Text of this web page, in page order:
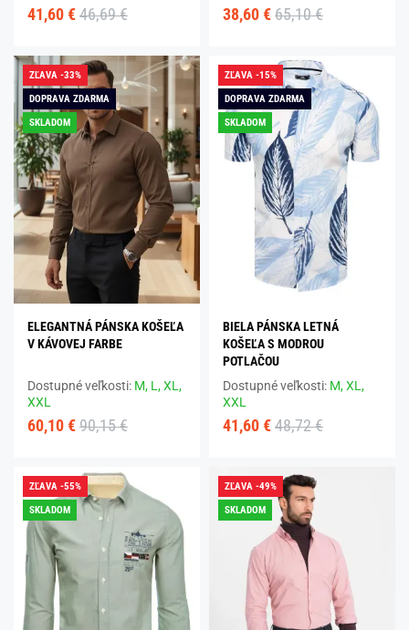
41,60 € 46,69 € 38,60 € 65,10 €
ZĽAVA -33%
DOPRAVA ZDARMA
SKLADOM
ELEGANTNÁ PÁNSKA KOŠEĽA
V KÁVOVEJ FARBE
Dostupné veľkosti: M, L,XL,
XXL
60,10 € 90,15 €
ZĽAVA -15%
DOPRAVA ZDARMA
SKLADOM
BIELA PÁNSKA LETNÁ
KOŠEĽA S MODROU
POTLAČOU
Dostupné veľkosti: M,XL,
XXL
41,60 € 48,72 €
ZĽAVA -55%
SKLADOM
ZĽAVA -49%
SKLADOM